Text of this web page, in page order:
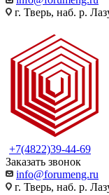
г. Тверь, наб. р.
+7(4822)39-44-69
Заказать звонок
info@forumeng.ru
г. Тверь, наб. р.